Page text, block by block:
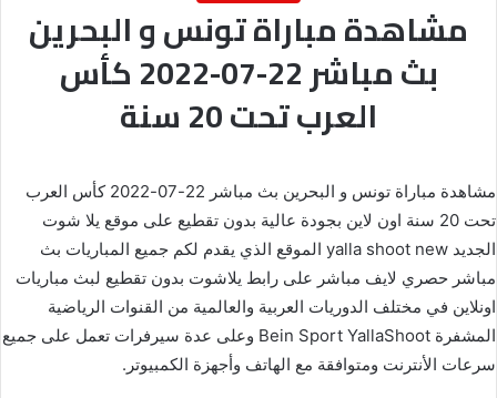
مشاهدة مباراة تونس و البحرين
بث مباشر 22-07-2022 كأس
العرب تحت 20 سنة
مشاهدة مباراة تونس و البحرين بث مباشر 22-07-2022 كأس العرب
تحت 20 سنة اون لاين بجودة عالية بدون تقطيع على موقع يلا شوت
الجديد yalla shoot new الموقع الذي يقدم لكم جميع المباريات بث
مباشر حصري لايف مباشر على رابط يلاشوت بدون تقطيع لبث مباريات
اونلاين في مختلف الدوريات العربية والعالمية من القنوات الرياضية
المشفرة Bein Sport YallaShoot وعلى عدة سيرفرات تعمل على جميع
سرعات الأنترنت ومتوافقة مع الهاتف وأجهزة الكمبيوتر.